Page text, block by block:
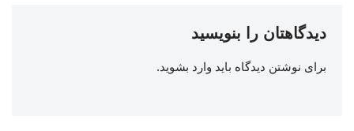
دیدگاهتان را بنویسید
برای نوشتن دیدگاه باید وارد بشوید.